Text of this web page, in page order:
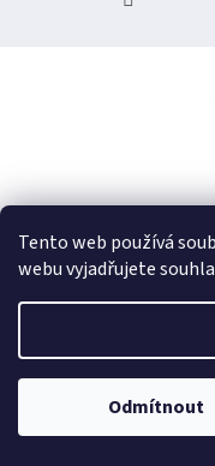
Tento web používá
webu vyjadřujete
Odmítnout